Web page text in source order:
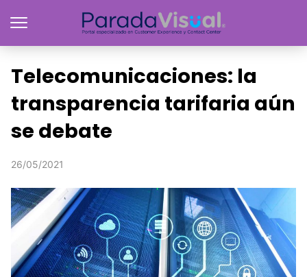
Telecomunicaciones: la
transparencia tarifaria aún
se debate
26/05/2021